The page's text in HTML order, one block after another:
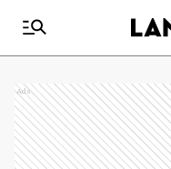
Ads